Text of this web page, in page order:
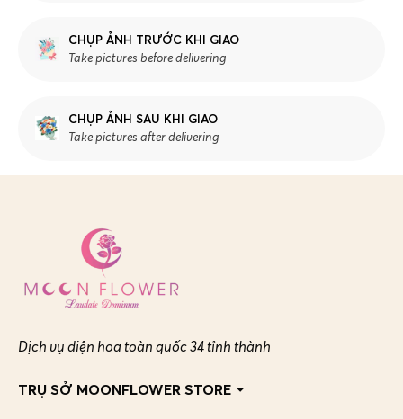
CHỤP ẢNH TRƯỚC KHI GIAO
Take pictures before delivering
CHỤP ẢNH SAU KHI GIAO
Take pictures after delivering
Dịch vụ điện hoa toàn quốc 34 tỉnh thành
TRỤ SỞ MOONFLOWER STORE